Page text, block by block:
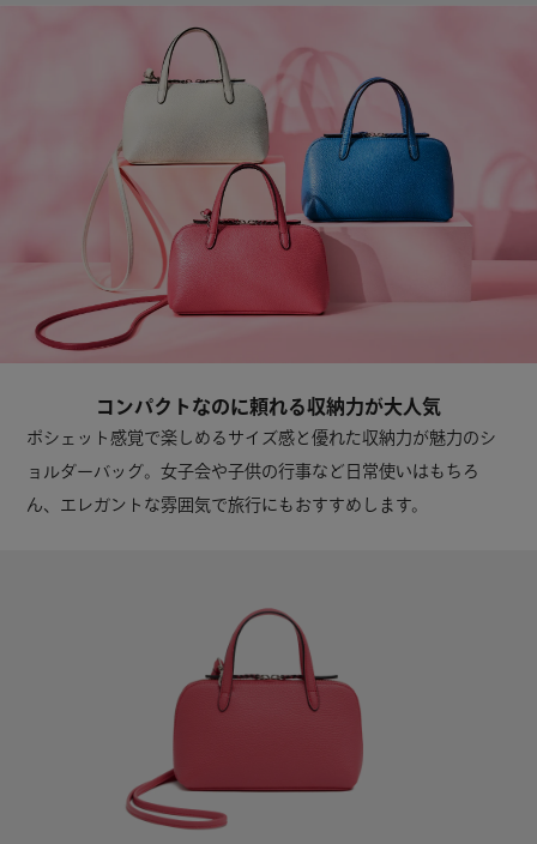
コンパクトなのに頼れる収納力が大人気
ポシェット感覚で楽しめるサイズ感と優れた収納力が魅力のシ
ョルダーバッグ。女子会や子供の行事など日常使いはもちろ
ん、エレガントな雰囲気で旅行にもおすすめします。